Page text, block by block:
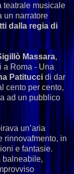
teatrale musicale
un narratore
dalla regia di
Massara,
a Roma - Una
Patitucci di dar
cento per cento,
ad un pubblico
un’aria
rinnovafmento, in
e fantasie.
balneabile,